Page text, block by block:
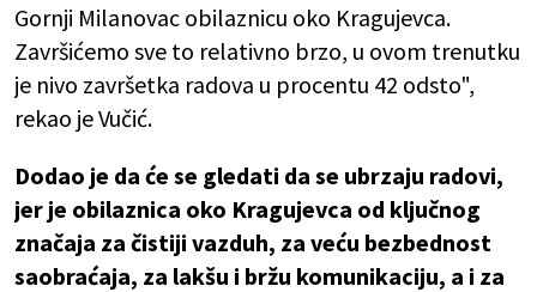
Gornji Milanovac obilaznicu oko Kragujevca.
Završićemo sve to relativno brzo, u ovom trenutku
je nivo završetka radova u procentu 42 odsto",
rekao je Vučić.
Dodao je da će se gledati da se ubrzaju radovi,
jer je obilaznica oko Kragujevca od ključnog
značaja za čistiji vazduh, za veću bezbednost
saobraćaja, za lakšu i bržu komunikaciju, a i za